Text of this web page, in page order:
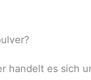
handelt es sich